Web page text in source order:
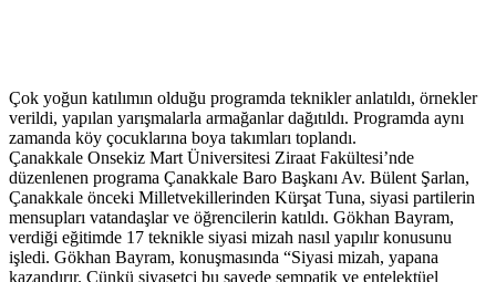
Çok yoğun katılımın olduğu programda teknikler anlatıldı, örnekler
verildi, yapılan yarışmalarla armağanlar dağıtıldı. Programda aynı
zamanda köy çocuklarına boya takımları toplandı.
Çanakkale Onsekiz Mart Üniversitesi Ziraat Fakültesi’nde
düzenlenen programa Çanakkale Baro Başkanı Av. Bülent Şarlan,
Çanakkale önceki Milletvekillerinden Kürşat Tuna, siyasi partilerin
mensupları vatandaşlar ve öğrencilerin katıldı. Gökhan Bayram,
verdiği eğitimde 17 teknikle siyasi mizah nasıl yapılır konusunu
işledi. Gökhan Bayram, konuşmasında “Siyasi mizah, yapana
kazandırır. Çünkü siyasetçi bu sayede sempatik ve entelektüel